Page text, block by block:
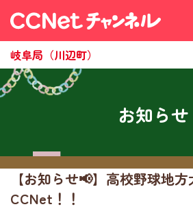
岐阜局（川辺町）
お知らせ
【お知らせ📢】高校野球地
CCNet！！